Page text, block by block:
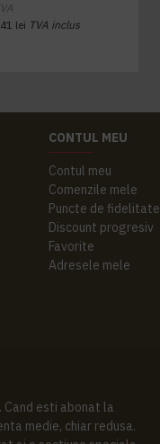
lei TVA inclus
CONTUL MEU
Contul meu
Comenzile mele
Puncte de fidelitate
Discount progresiv
Favorite
Adresele mele
esti abonat la
medie, chiar redusa.